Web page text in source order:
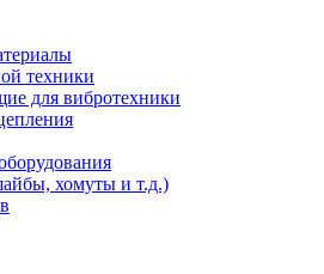
техники
для вибротехники
хомуты и т.д.)